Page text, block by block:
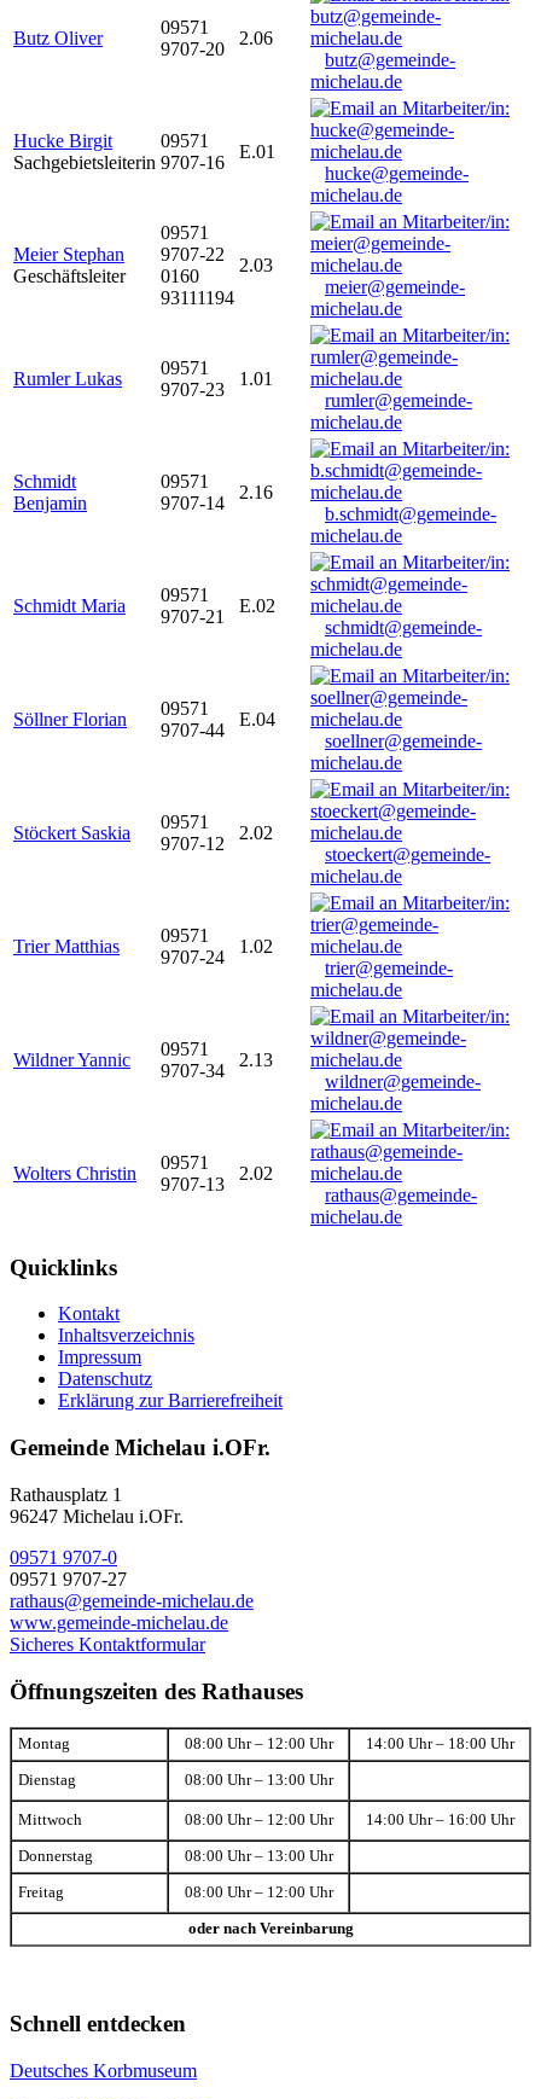
Butz Oliver
09571
9707-20
2.06
butz@gemeinde-
michelau.de
Hucke Birgit
Sachgebietsleiterin
09571
9707-16
E.01
hucke@gemeinde-
michelau.de
Meier Stephan
Geschäftsleiter
09571
9707-22
0160
93111194
2.03
meier@gemeinde-
michelau.de
Rumler Lukas
09571
9707-23
1.01
rumler@gemeinde-
michelau.de
Schmidt
Benjamin
09571
9707-14
2.16
b.schmidt@gemeinde-
michelau.de
Schmidt Maria
09571
9707-21
E.02
schmidt@gemeinde-
michelau.de
Söllner Florian
09571
9707-44
E.04
soellner@gemeinde-
michelau.de
Stöckert Saskia
09571
9707-12
2.02
stoeckert@gemeinde-
michelau.de
Trier Matthias
09571
9707-24
1.02
trier@gemeinde-
michelau.de
Wildner Yannic
09571
9707-34
2.13
wildner@gemeinde-
michelau.de
Wolters Christin
09571
9707-13
2.02
rathaus@gemeinde-
michelau.de
Quicklinks
Kontakt
Inhaltsverzeichnis
Impressum
Datenschutz
Erklärung zur Barrierefreiheit
Gemeinde Michelau i.OFr.
Rathausplatz 1
96247 Michelau i.OFr.
09571 9707-0
09571 9707-27
rathaus@gemeinde-michelau.de
www.gemeinde-michelau.de
Sicheres Kontaktformular
Öffnungszeiten des Rathauses
Montag 08:00 Uhr – 12:00 Uhr 14:00 Uhr – 18:00 Uhr
Dienstag 08:00 Uhr – 13:00 Uhr
Mittwoch 08:00 Uhr – 12:00 Uhr 14:00 Uhr – 16:00 Uhr
Donnerstag 08:00 Uhr – 13:00 Uhr
Freitag 08:00 Uhr – 12:00 Uhr
oder nach Vereinbarung
Schnell entdecken
Deutsches Korbmuseum